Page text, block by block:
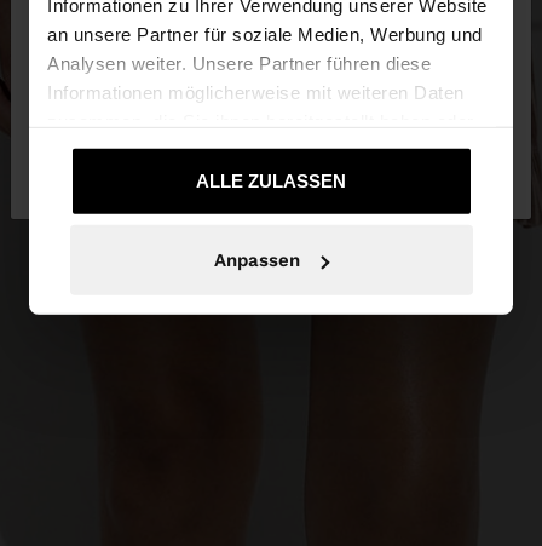
Informationen zu Ihrer Verwendung unserer Website
an unsere Partner für soziale Medien, Werbung und
Analysen weiter. Unsere Partner führen diese
Informationen möglicherweise mit weiteren Daten
die sie im Rahmen Ihrer Nutzung der Dienste
gesammelt haben.ALLE ZULASSEN
Anpassen
Möchten Sie unsere United States Website
Ja, bringen Sie mich zu
United States